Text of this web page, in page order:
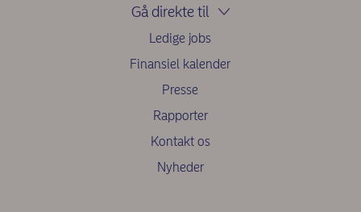
Gå direkte til
Ledige jobs
Finansiel kalender
Presse
Rapporter
Kontakt os
Nyheder